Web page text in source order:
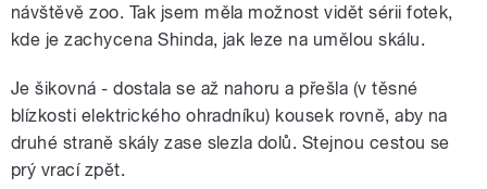
návštěvě zoo. Tak jsem měla možnost vidět sérii fotek,
kde je zachycena Shinda, jak leze na umělou skálu.
Je šikovná - dostala se až nahoru a přešla (v těsné
blízkosti elektrického ohradníku) kousek rovně, aby na
druhé straně skály zase slezla dolů. Stejnou cestou se
prý vrací zpět.